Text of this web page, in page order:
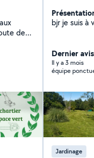
des
bjr je
Dernier
Il y a 3 mois
équipe
Jardinage